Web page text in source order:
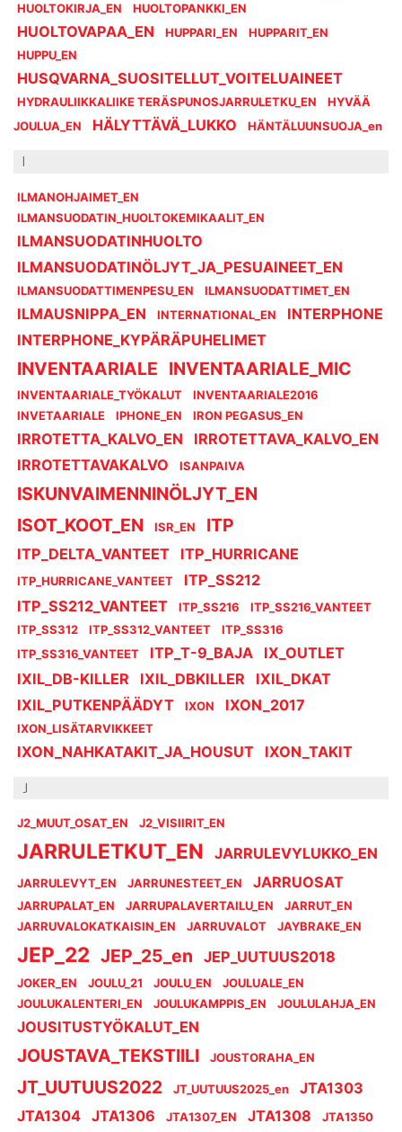
HUOLTOKIRJA_EN HUOLTOPANKKI_EN
HUOLTOVAPAA_EN HUPPARI_EN
HUPPARIT_EN
HUPPU_EN
HUSQVARNA_SUOSITELLUT_VOITELUAINEET
HYDRAULIIKKALIIKE TERÄSPUNOSJARRULETKU_EN
HYVÄÄ
JOULUA_EN
HÄLYTTÄVÄ_LUKKO HÄNTÄLUUNSUOJA_en
I
ILMANOHJAIMET_EN
ILMANSUODATIN_HUOLTOKEMIKAALIT_EN
ILMANSUODATINHUOLTO
ILMANSUODATINÖLJYT_JA_PESUAINEET_EN
ILMANSUODATTIMENPESU_EN ILMANSUODATTIMET_EN
ILMAUSNIPPA_EN INTERNATIONAL_EN
INTERPHONE
INTERPHONE_KYPÄRÄPUHELIMET
INVENTAARIALE INVENTAARIALE_MIC
INVENTAARIALE_TYÖKALUT
INVENTAARIALE2016
INVETAARIALE
IPHONE_EN IRON PEGASUS_EN
IRROTETTA_KALVO_EN
IRROTETTAVA_KALVO_EN
IRROTETTAVAKALVO
ISANPAIVA
ISKUNVAIMENNINÖLJYT_EN
ISOT_KOOT_EN
ISR_EN ITP
ITP_DELTA_VANTEET ITP_HURRICANE
ITP_HURRICANE_VANTEET
ITP_SS212
ITP_SS212_VANTEET
ITP_SS216
ITP_SS216_VANTEET
ITP_SS312
ITP_SS312_VANTEET
ITP_SS316
ITP_SS316_VANTEET
ITP_T-9_BAJA
IX_OUTLET
IXIL_DB-KILLER
IXIL_DBKILLER
IXIL_DKAT
IXIL_PUTKENPÄÄDYT
IXON IXON_2017
IXON_LISÄTARVIKKEET
IXON_NAHKATAKIT_JA_HOUSUT IXON_TAKIT
J
J2_MUUT_OSAT_EN J2_VISIIRIT_EN
JARRULETKUT_EN JARRULEVYLUKKO_EN
JARRULEVYT_EN JARRUNESTEET_EN JARRUOSAT
JARRUPALAT_EN JARRUPALAVERTAILU_EN
JARRUT_EN
JARRUVALOKATKAISIN_EN
JARRUVALOT JAYBRAKE_EN
JEP_22 JEP_25_en JEP_UUTUUS2018
JOKER_EN JOULU_21 JOULU_EN
JOULUALE_EN
JOULUKALENTERI_EN
JOULUKAMPPIS_EN JOULULAHJA_EN
JOUSITUSTYÖKALUT_EN
JOUSTAVA_TEKSTIILI JOUSTORAHA_EN
JT_UUTUUS2022 JT_UUTUUS2025_en
JTA1303
JTA1304 JTA1306 JTA1307_EN JTA1308
JTA1350